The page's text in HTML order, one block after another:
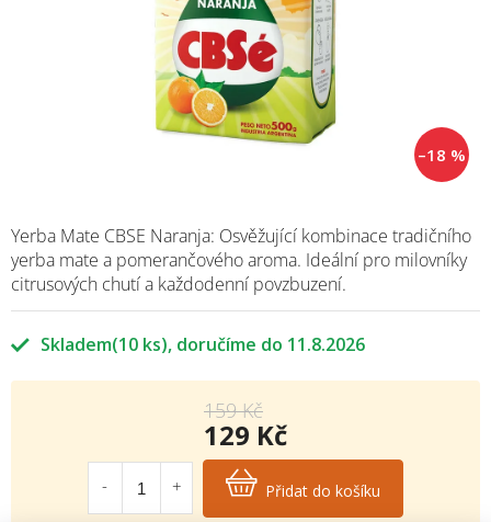
–18 %
Skladem(10 ks) 11.8.2026
Yerba Mate CBSE Naranja: Osvěžující kombinace tradičního
yerba mate a pomerančového aroma. Ideální pro milovníky
citrusových chutí a každodenní povzbuzení.
159 Kč
129 Kč
Měrná
cena:
Přidat do košíku